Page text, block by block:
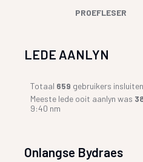
PROEFLESER
LEDE AANLYN
Totaal 659 gebruikers
Meeste lede ooit aanlyn was
9:40 nm
Onlangse Bydraes